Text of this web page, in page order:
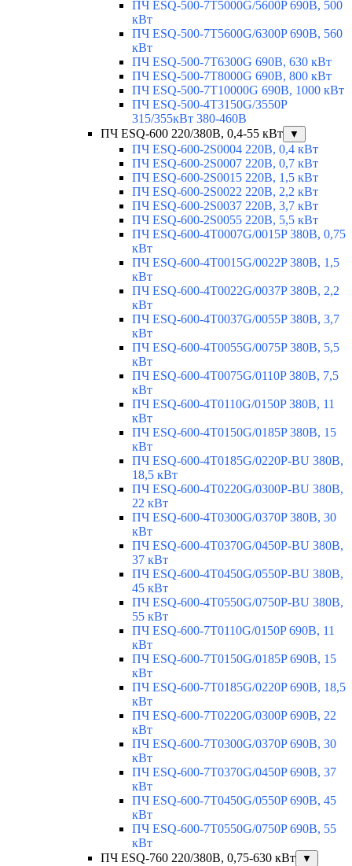
ПЧ ESQ-500-7T5000G/5600P 690В, 500
кВт
ПЧ ESQ-500-7T5600G/6300P 690В, 560
кВт
ПЧ ESQ-500-7T6300G 690В, 630 кВт
ПЧ ESQ-500-7T8000G 690В, 800 кВт
ПЧ ESQ-500-7T10000G 690В, 1000 кВт
ПЧ ESQ-500-4T3150G/3550P
315/355кВт 380-460В
ПЧ ESQ-600 220/380В, 0,4-55 кВт
▼
ПЧ ESQ-600-2S0004 220В, 0,4 кВт
ПЧ ESQ-600-2S0007 220В, 0,7 кВт
ПЧ ESQ-600-2S0015 220В, 1,5 кВт
ПЧ ESQ-600-2S0022 220В, 2,2 кВт
ПЧ ESQ-600-2S0037 220В, 3,7 кВт
ПЧ ESQ-600-2S0055 220В, 5,5 кВт
ПЧ ESQ-600-4T0007G/0015P 380В, 0,75
кВт
ПЧ ESQ-600-4T0015G/0022P 380В, 1,5
кВт
ПЧ ESQ-600-4T0022G/0037P 380В, 2,2
кВт
ПЧ ESQ-600-4T0037G/0055P 380В, 3,7
кВт
ПЧ ESQ-600-4T0055G/0075P 380В, 5,5
кВт
ПЧ ESQ-600-4T0075G/0110P 380В, 7,5
кВт
ПЧ ESQ-600-4T0110G/0150P 380В, 11
кВт
ПЧ ESQ-600-4T0150G/0185P 380В, 15
кВт
ПЧ ESQ-600-4T0185G/0220P-BU 380В,
18,5 кВт
ПЧ ESQ-600-4T0220G/0300P-BU 380В,
22 кВт
ПЧ ESQ-600-4T0300G/0370P 380В, 30
кВт
ПЧ ESQ-600-4T0370G/0450P-BU 380В,
37 кВт
ПЧ ESQ-600-4T0450G/0550P-BU 380В,
45 кВт
ПЧ ESQ-600-4T0550G/0750P-BU 380В,
55 кВт
ПЧ ESQ-600-7T0110G/0150P 690В, 11
кВт
ПЧ ESQ-600-7T0150G/0185P 690В, 15
кВт
ПЧ ESQ-600-7T0185G/0220P 690В, 18,5
кВт
ПЧ ESQ-600-7T0220G/0300P 690В, 22
кВт
ПЧ ESQ-600-7T0300G/0370P 690В, 30
кВт
ПЧ ESQ-600-7T0370G/0450P 690В, 37
кВт
ПЧ ESQ-600-7T0450G/0550P 690В, 45
кВт
ПЧ ESQ-600-7T0550G/0750P 690В, 55
кВт
ПЧ ESQ-760 220/380В, 0,75-630 кВт
▼